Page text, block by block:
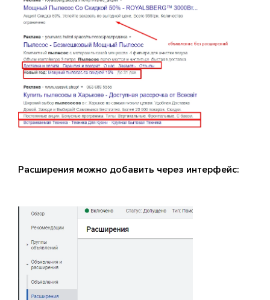
Расширения можно добавить через интерфейс: